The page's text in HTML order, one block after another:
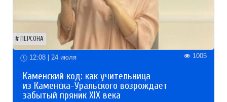
ПЕРСОНА
12:08 | 24 июля 1005
Каменский код: как учительница
из Каменска-Уральского возрождает
забытый пряник XIX века